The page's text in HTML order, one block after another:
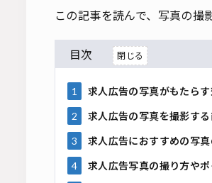
この記事を読んで、写真の撮
目次
1 求人広告の写真がもたらす
2 求人広告の写真を撮影す
3 求人広告におすすめの写
4 求人広告写真の撮り方やポ